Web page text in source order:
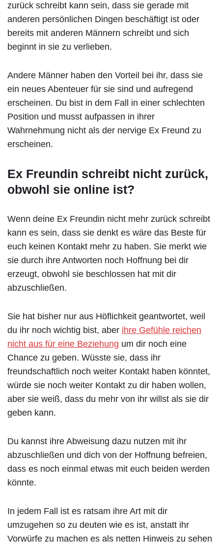
zurück schreibt kann sein, dass sie gerade mit
anderen persönlichen Dingen beschäftigt ist oder
bereits mit anderen Männern schreibt und sich
beginnt in sie zu verlieben.
Andere Männer haben den Vorteil bei ihr, dass sie
ein neues Abenteuer für sie sind und aufregend
erscheinen. Du bist in dem Fall in einer schlechten
Position und musst aufpassen in ihrer
Wahrnehmung nicht als der nervige Ex Freund zu
erscheinen.
Ex Freundin schreibt nicht zurück,
obwohl sie online ist?
Wenn deine Ex Freundin nicht mehr zurück schreibt
kann es sein, dass sie denkt es wäre das Beste für
euch keinen Kontakt mehr zu haben. Sie merkt wie
sie durch ihre Antworten noch Hoffnung bei dir
erzeugt, obwohl sie beschlossen hat mit dir
abzuschließen.
Sie hat bisher nur aus Höflichkeit geantwortet, weil
du ihr noch wichtig bist, aber ihre Gefühle reichen
nicht aus für eine Beziehung um dir noch eine
Chance zu geben. Wüsste sie, dass ihr
freundschaftlich noch weiter Kontakt haben könntet,
würde sie noch weiter Kontakt zu dir haben wollen,
aber sie weiß, dass du mehr von ihr willst als sie dir
geben kann.
Du kannst ihre Abweisung dazu nutzen mit ihr
abzuschließen und dich von der Hoffnung befreien,
dass es noch einmal etwas mit euch beiden werden
könnte.
In jedem Fall ist es ratsam ihre Art mit dir
umzugehen so zu deuten wie es ist, anstatt ihr
Vorwürfe zu machen es als netten Hinweis zu sehen